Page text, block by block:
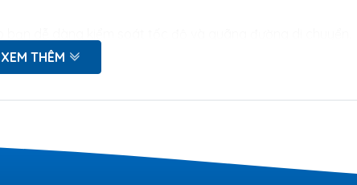
thụ của xe bằng remote điều khiển thông minh. Đây là một
V1 trở nên rất tiện lợi và dễ sử dụng.
V1 đó chính là tính an toàn cao. Chiếc xe được trang bị
giúp bạn dừng xe một cách nhanh chóng và an toàn.
giá cả hợp lý, xe đạp điện Newbeer V1 sẽ là sự lựa chọn
XEM THÊM